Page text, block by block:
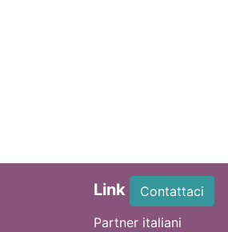
Link
Contattaci
Partner italiani